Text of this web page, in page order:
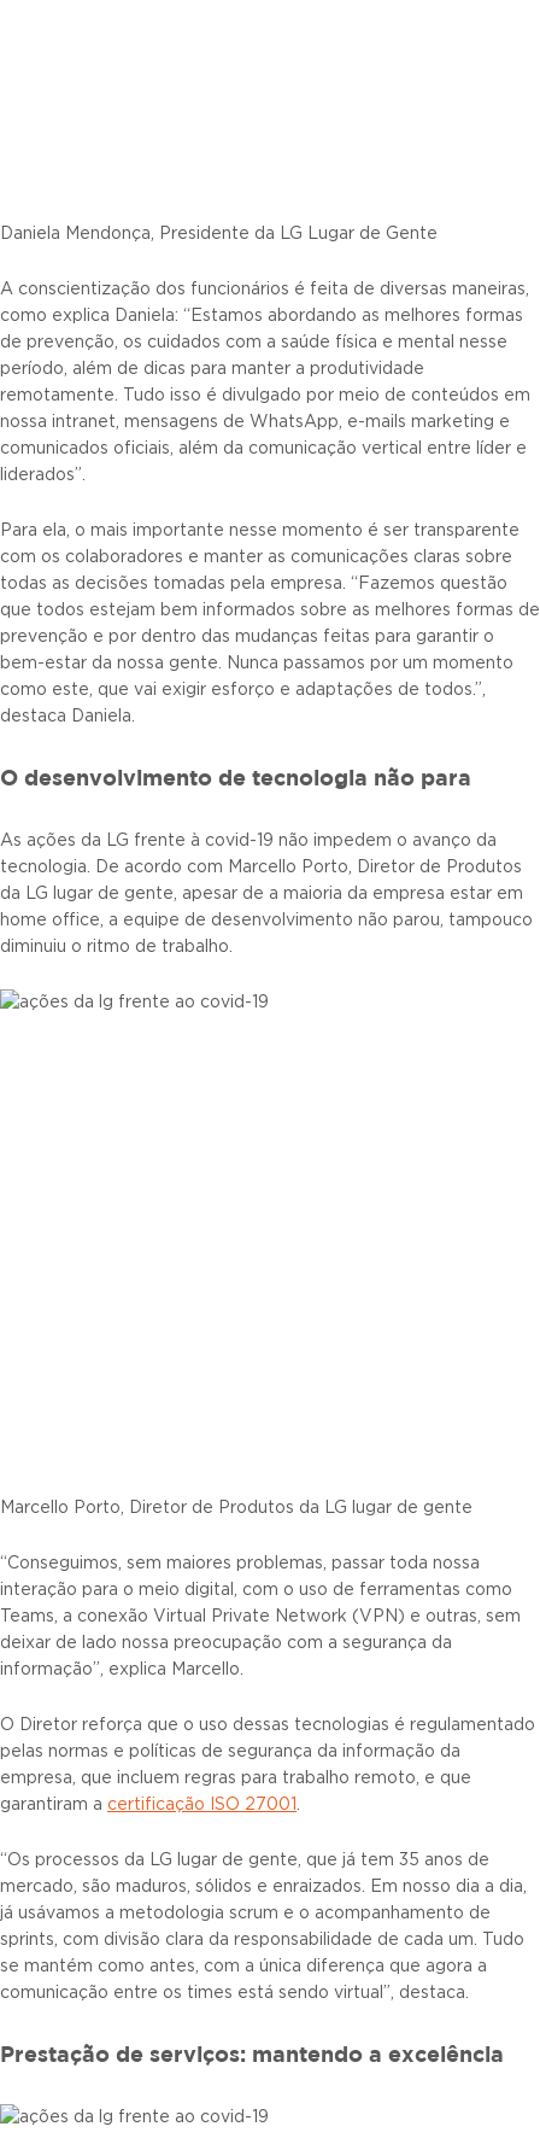
Daniela Mendonça, Presidente da LG Lugar de Gente
A conscientização dos funcionários é feita de diversas maneiras,
como explica Daniela: “Estamos abordando as melhores formas
de prevenção, os cuidados com a saúde física e mental nesse
período, além de dicas para manter a produtividade
remotamente. Tudo isso é divulgado por meio de conteúdos em
nossa intranet, mensagens de WhatsApp, e-mails marketing e
comunicados oficiais, além da comunicação vertical entre líder e
liderados”.
Para ela, o mais importante nesse momento é ser transparente
com os colaboradores e manter as comunicações claras sobre
todas as decisões tomadas pela empresa. “Fazemos questão
que todos estejam bem informados sobre as melhores formas de
prevenção e por dentro das mudanças feitas para garantir o
bem-estar da nossa gente. Nunca passamos por um momento
como este, que vai exigir esforço e adaptações de todos.”,
destaca Daniela.
O desenvolvimento de tecnologia não para
As ações da LG frente à covid-19 não impedem o avanço da
tecnologia. De acordo com Marcello Porto, Diretor de Produtos
da LG lugar de gente, apesar de a maioria da empresa estar em
home office, a equipe de desenvolvimento não parou, tampouco
diminuiu o ritmo de trabalho.
Marcello Porto, Diretor de Produtos da LG lugar de gente
“Conseguimos, sem maiores problemas, passar toda nossa
interação para o meio digital, com o uso de ferramentas como
Teams, a conexão Virtual Private Network (VPN) e outras, sem
deixar de lado nossa preocupação com a segurança da
informação”, explica Marcello.
O Diretor reforça que o uso dessas tecnologias é regulamentado
pelas normas e políticas de segurança da informação da
empresa, que incluem regras para trabalho remoto, e que
garantiram a certificação ISO 27001.
“Os processos da LG lugar de gente, que já tem 35 anos de
mercado, são maduros, sólidos e enraizados. Em nosso dia a dia,
já usávamos a metodologia scrum e o acompanhamento de
sprints, com divisão clara da responsabilidade de cada um. Tudo
se mantém como antes, com a única diferença que agora a
comunicação entre os times está sendo virtual”, destaca.
Prestação de serviços: mantendo a excelência